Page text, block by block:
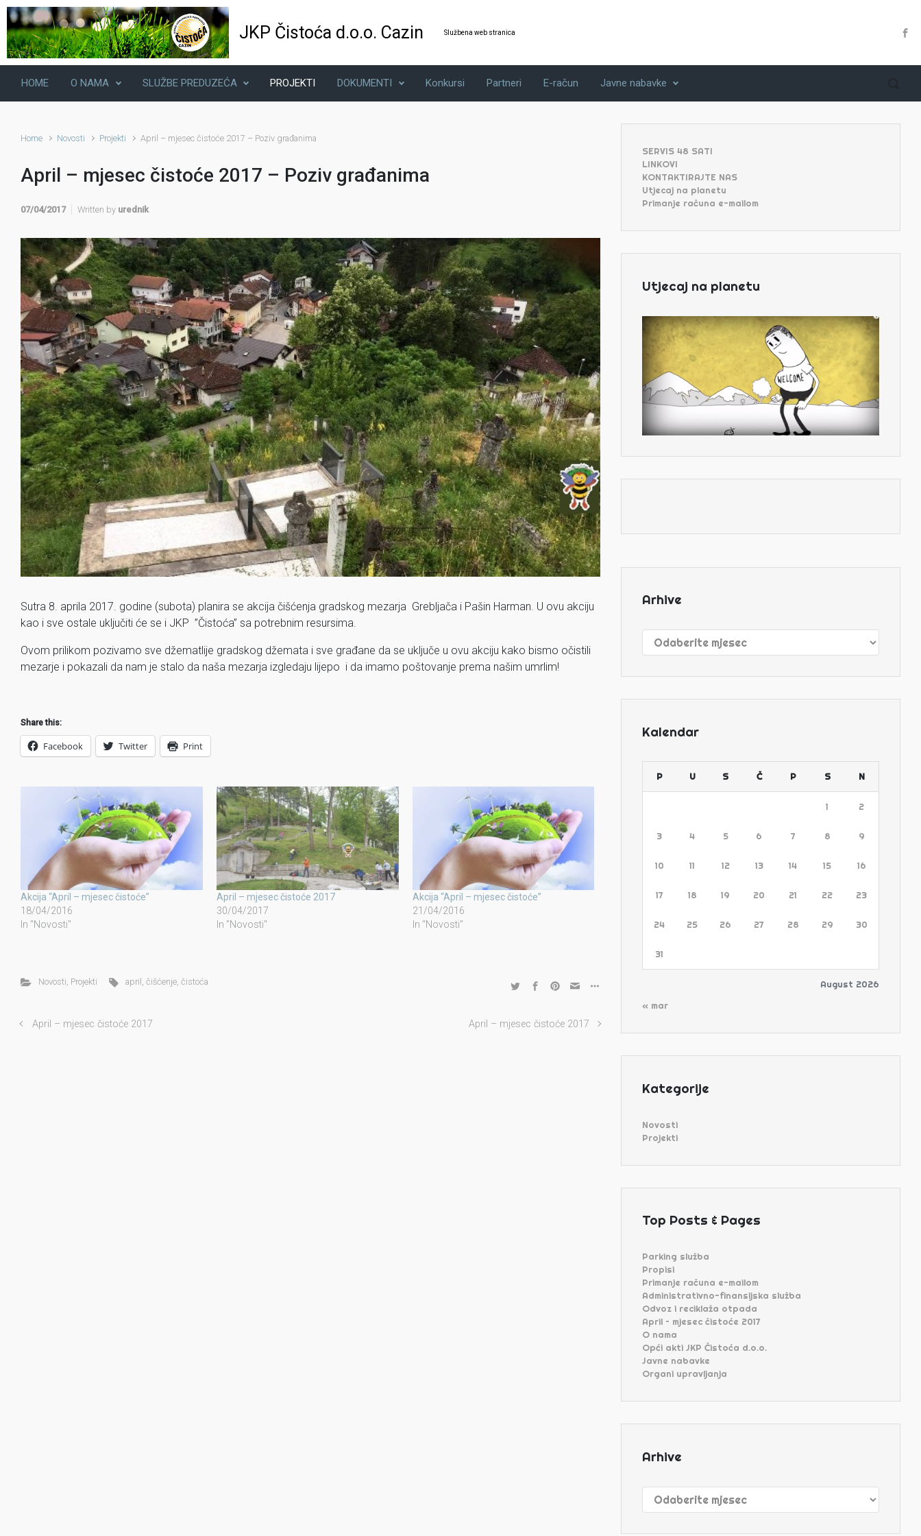
Skip to main content
JKP Čistoća d.o.o. Cazin Službena web stranica
HOME O NAMA SLUŽBE PREDUZEĆA PROJEKTI DOKUMENTI Konkursi Partneri E-račun Javne nabavke
Home Novosti Projekti April – mjesec čistoće 2017 – Poziv građanima
April – mjesec čistoće 2017 – Poziv građanima
07/04/2017 Written by urednik
Sutra 8. aprila 2017. godine (subota) planira se akcija čišćenja gradskog mezarja Grebljača i Pašin Harman. U ovu akciju
kao i sve ostale uključiti će se i JKP ”Čistoća” sa potrebnim resursima.
Ovom prilikom pozivamo sve džematlije gradskog džemata i sve građane da se uključe u ovu akciju kako bismo očistili
mezarje i pokazali da nam je stalo da naša mezarja izgledaju lijepo i da imamo poštovanje prema našim umrlim!
Share this:
Facebook Twitter Print
Akcija “April – mjesec čistoće”
18/04/2016
In "Novosti"
April – mjesec čistoće 2017
30/04/2017
In "Novosti"
Akcija “April – mjesec čistoće”
21/04/2016
In "Novosti"
Novosti, Projekti april ,čišćenje,čistoća
April – mjesec čistoće 2017 April – mjesec čistoće 2017
SERVIS 48 SATI
LINKOVI
KONTAKTIRAJTE NAS
Utjecaj na planetu
Primanje računa e-mailom
Utjecaj na planetu
Arhive
Kalendar
August 2026
P U S Č P S N
1 2
3 4 5 6 7 8 9
10 11 12 13 14 15 16
17 18 19 20 21 22 23
24 25 26 27 28 29 30
31
« mar
Kategorije
Novosti
Projekti
Top Posts & Pages
Parking služba
Propisi
Primanje računa e-mailom
Administrativno-finansijska služba
Odvoz i reciklaža otpada
April – mjesec čistoće 2017
O nama
Opći akti JKP Čistoća d.o.o.
Javne nabavke
Organi upravljanja
Arhive